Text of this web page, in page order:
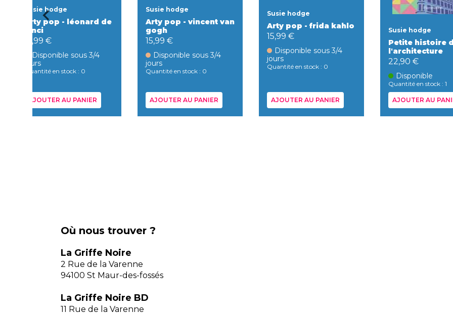
Susie hodge
Arty pop - léonard de
vinci
15,99 €
Disponible sous 3/4
jours
Quantité en stock : 0
AJOUTER AU PANIER
Susie hodge
Arty pop - vincent van
gogh
15,99 €
Disponible sous 3/4
jours
Quantité en stock : 0
AJOUTER AU PANIER
Susie hodge
Arty pop - frida kahlo
15,99 €
Disponible sous 3/4
jours
Quantité en stock : 0
AJOUTER AU PANIER
Susie hodge
Petite histoire
l'architecture
22,90 €
Disponible
Quantité en stock : 1
AJOUTER AU
Où nous trouver ?
La Griffe Noire
2 Rue de la Varenne
94100 St Maur-des-fossés
La Griffe Noire BD
11 Rue de la Varenne